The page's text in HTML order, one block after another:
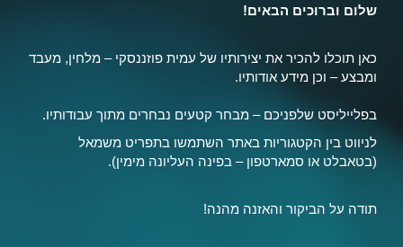
שלום וברוכים הבאים!
כאן תוכלו להכיר את יצירותיו של עמית פוזננסקי – מלחין, מעבד
ומבצע – וכן מידע אודותיו.
בפלייליסט שלפניכם – מבחר קטעים נבחרים מתוך עבודותיו.
לניווט בין הקטגוריות באתר השתמשו בתפריט משמאל
(בטאבלט או סמארטפון – בפינה העליונה מימין).
תודה על הביקור והאזנה מהנה!